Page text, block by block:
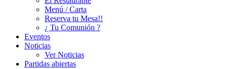
Menú / Carta
Reserva tu Mesa!!
¿ Tu Comunión ?
Eventos
Noticias
Ver Noticias
Partidas abiertas